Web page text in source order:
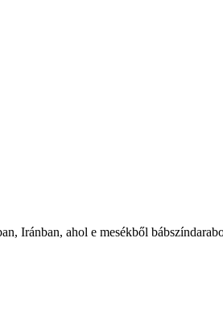
Iránban, ahol e mesékből